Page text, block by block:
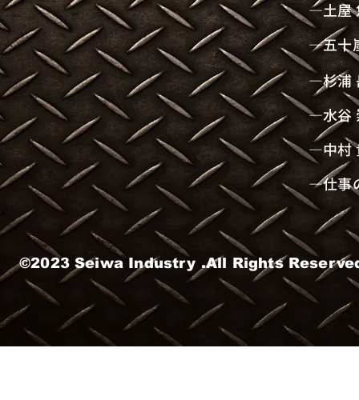
―土屋
―五十
―杉浦
―水谷
―中村
―仕事
©2023 Seiwa Industry .All Rights